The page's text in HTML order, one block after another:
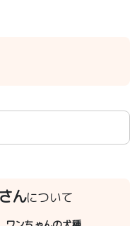
んについて